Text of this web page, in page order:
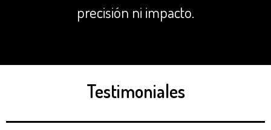
precisión ni impacto.
Testimoniales